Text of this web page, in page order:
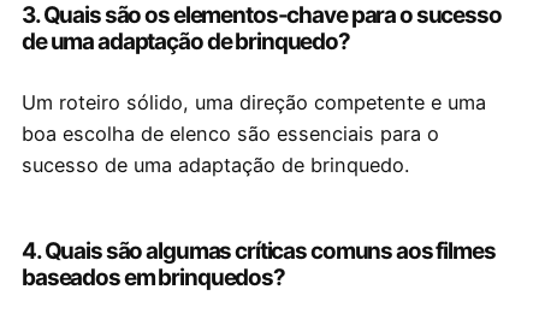
3. Quais são os elementos-chave para o sucesso
de uma adaptação de brinquedo?
Um roteiro sólido, uma direção competente e uma
boa escolha de elenco são essenciais para o
sucesso de uma adaptação de brinquedo.
4. Quais são algumas críticas comuns aos filmes
baseados em brinquedos?